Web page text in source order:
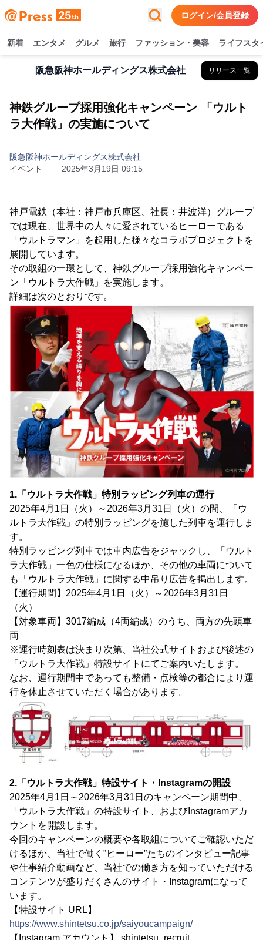
ログイン/会員登録
新着 エンタメ グルメ 旅行 ファッション・美容 ライフスタ
阪急阪神ホールディングス株式会社 リリース一覧
神鉄グループ採用強化キャンペーン 「ウルト
ラ大作戦」の実施について
阪急阪神ホールディングス株式会社
イベント
2025年3月19日 09:15
神戸電鉄（本社：神戸市兵庫区、社長：井波洋）グループ
では現在、世界中の人々に愛されているヒーローである
「ウルトラマン」を起用した様々なコラボプロジェクトを
展開しています。
その取組の一環として、神鉄グループ採用強化キャンペー
ン「ウルトラ大作戦」を実施します。
詳細は次のとおりです。
1.「ウルトラ大作戦」特別ラッピング列車の運行
2025年4月1日（火）～2026年3月31日（火）の間、「ウ
ルトラ大作戦」の特別ラッピングを施した列車を運行しま
す。
特別ラッピング列車では車内広告をジャックし、「ウルト
ラ大作戦」一色の仕様になるほか、その他の車両について
も「ウルトラ大作戦」に関する中吊り広告を掲出します。
【運行期間】2025年4月1日（火）～2026年3月31日
（火）
【対象車両】3017編成（4両編成）のうち、両方の先頭車
両
※運行時刻表は決まり次第、当社公式サイトおよび後述の
「ウルトラ大作戦」特設サイトにてご案内いたします。
なお、運行期間中であっても整備・点検等の都合により運
行を休止させていただく場合があります。
2.「ウルトラ大作戦」特設サイト・Instagramの開設
2025年4月1日～2026年3月31日のキャンペーン期間中、
「ウルトラ大作戦」の特設サイト、およびInstagramアカ
ウントを開設します。
今回のキャンペーンの概要や各取組についてご確認いただ
けるほか、当社で働く”ヒーロー”たちのインタビュー記事
や仕事紹介動画など、当社での働き方を知っていただける
コンテンツが盛りだくさんのサイト・Instagramになって
います。
【特設サイト URL】
https://www.shintetsu.co.jp/saiyoucampaign/
【Instagram アカウント】 shintetsu_recruit